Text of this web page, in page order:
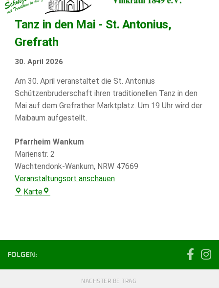
Tanz in den Mai - St. Antonius,
Grefrath
Tanz
den
Mai
-
St.
Grefrath
30. April 2026
Am 30. April veranstaltet die St. Antonius
Schützenbruderschaft ihren traditionellen Tanz in den
Mai auf dem Grefrather Marktplatz. Um 19 Uhr wird der
Maibaum aufgestellt.
Pfarrheim Wankum
Marienstr. 2
Wachtendonk-Wankum, NRW 47669
Veranstaltungsort anschauen
Karte Pfarrheim
FOLGEN:
NÄCHSTER BEITRAG